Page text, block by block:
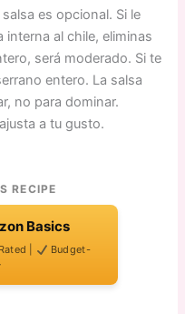
es opcional. Si le
interna al chile, eliminas
será moderado. Si te
entero. La salsa
no para dominar.
a tu gusto.
RECIPE
Basics
|
Budget-